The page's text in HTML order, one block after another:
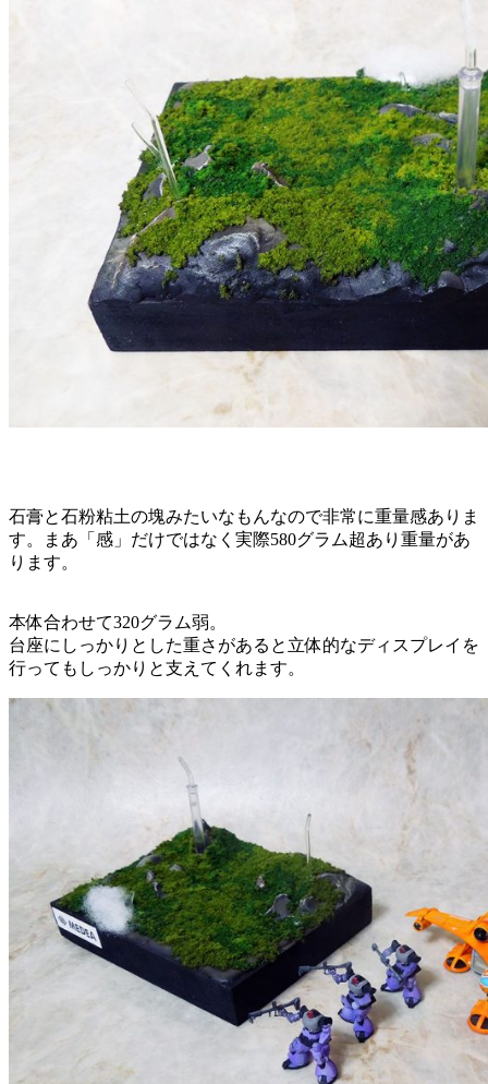
石膏と石粉粘土の塊みたいなもんなので非常に重量感ありま
す。まあ「感」だけではなく実際580グラム超あり重量があ
ります。
本体合わせて320グラム弱。
台座にしっかりとした重さがあると立体的なディスプレイを
行ってもしっかりと支えてくれます。